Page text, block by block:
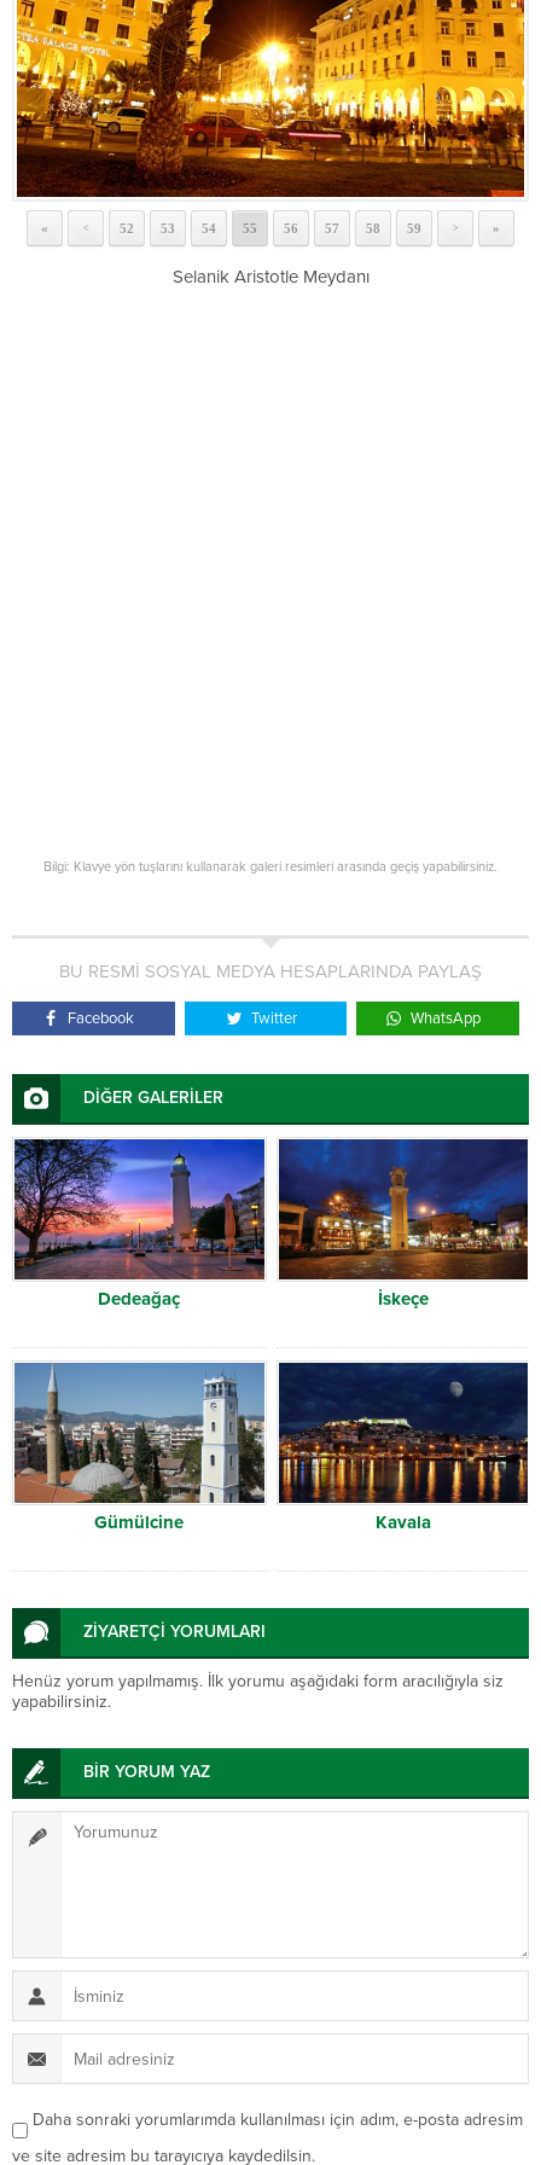
« < 52 53 54 55 56 57 58 59 > »
Selanik Aristotle Meydanı
Bilgi: Klavye yön tuşlarını kullanarak galeri resimleri arasında geçiş yapabilirsiniz.
BU RESMİ SOSYAL MEDYA HESAPLARINDA PAYLAŞ
Facebook Twitter WhatsApp
DİĞER GALERİLER
Dedeağaç İskeçe
Gümülcine Kavala
ZİYARETÇİ YORUMLARI
Henüz yorum yapılmamış. İlk yorumu aşağıdaki form aracılığıyla siz
yapabilirsiniz.
BİR YORUM YAZ
Daha sonraki yorumlarımda kullanılması için adım, e-posta adresim
ve site adresim bu tarayıcıya kaydedilsin.